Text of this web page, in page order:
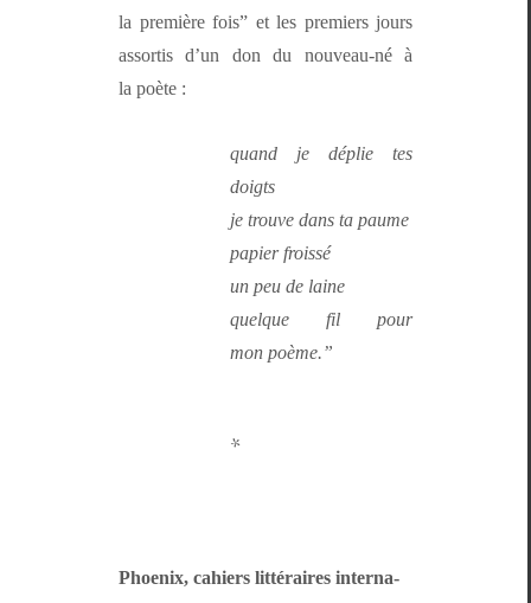
la pre­mière fois” et les pre­miers jours
assor­tis d’un don du nou­veau-né à
la poète :
quand je déplie tes
doigts
je trou­ve dans ta paume
papi­er froissé
un peu de laine
quelque fil pour
mon poème.”
*
Phoenix, cahiers lit­téraires inter­na­